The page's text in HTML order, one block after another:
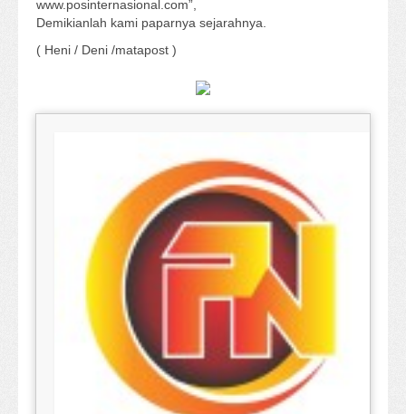
www.posinternasional.com”,
Demikianlah kami paparnya sejarahnya.
( Heni / Deni /matapost )